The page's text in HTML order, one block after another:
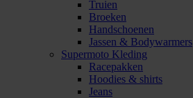
Truien
Broeken
Handschoenen
Jassen & Bodywarmers
Supermoto Kleding
Racepakken
Hoodies & shirts
Jeans